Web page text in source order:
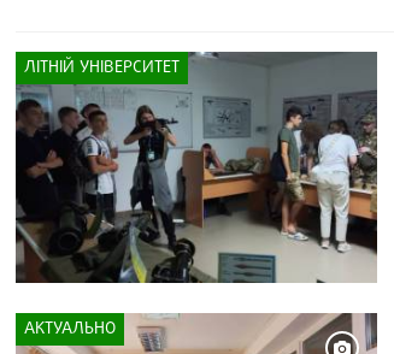
ЛІТНІЙ УНІВЕРСИТЕТ
АКТУАЛЬНО